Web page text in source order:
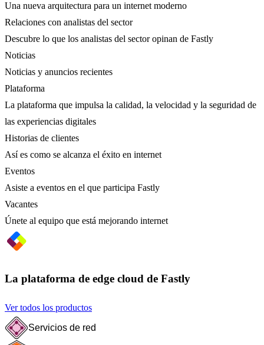
Una nueva arquitectura para un internet moderno
Relaciones con analistas del sector
Descubre lo que los analistas del sector opinan de Fastly
Noticias
Noticias y anuncios recientes
Plataforma
La plataforma que impulsa la calidad, la velocidad y la seguridad de
las experiencias digitales
Historias de clientes
Así es como se alcanza el éxito en internet
Eventos
Asiste a eventos en el que participa Fastly
Vacantes
Únete al equipo que está mejorando internet
La plataforma de edge cloud de Fastly
Ver todos los productos
Servicios de red